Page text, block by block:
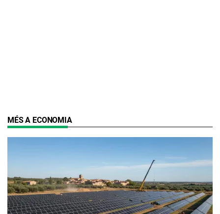
MÉS A ECONOMIA